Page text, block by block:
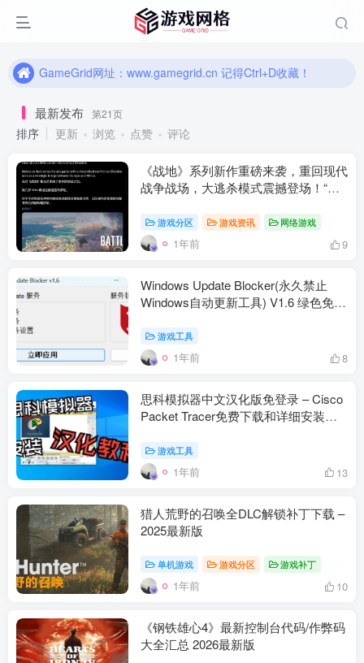
源杂烩
关注
网络游戏
关注
问题求助
关注
手机游戏
GameGrid网址：www.gamegrid.cn 记得Ctrl+D收藏！
GameGrid网址：www.gamegrid.cn 记得Ctrl+D收藏！
最新发布 第21页
排序 更新 浏览 点赞 评论
《战地》系列新作重磅来袭，重回现代
战争战场，大逃杀模式震撼登场！“战
游戏分区 游戏资讯 网络游戏
1年前 9
Windows Update Blocker(永久禁止
Windows自动更新工具) V1.6 绿色免安
游戏工具
1年前 8
思科模拟器中文汉化版免登录 – Cisco
Packet Tracer免费下载和详细安装教
游戏工具
1年前 13
猎人荒野的召唤全DLC解锁补丁下载 –
2025最新版
单机游戏 游戏分区 游戏补丁
1年前 10
《钢铁雄心4》最新控制台代码/作弊码
大全汇总 2026最新版